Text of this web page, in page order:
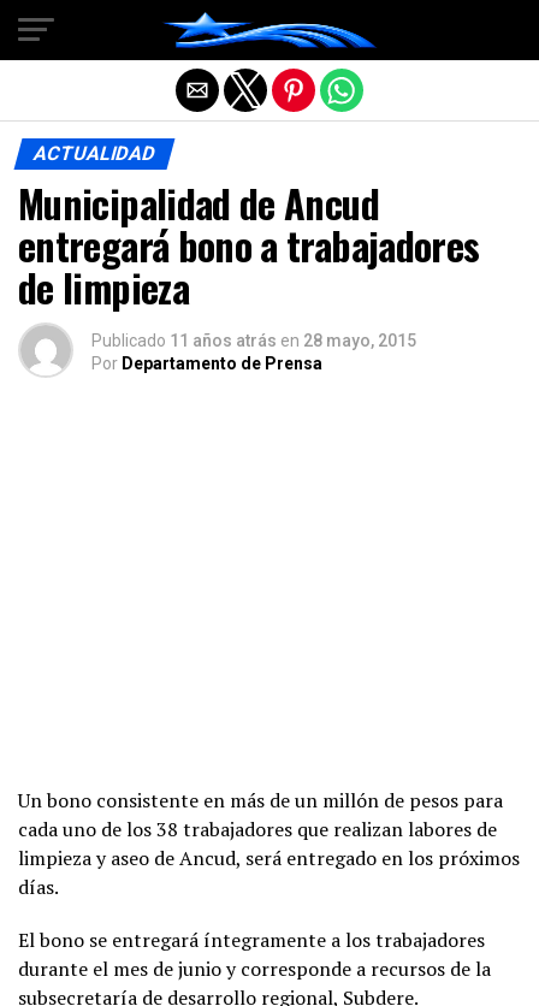
ACTUALIDAD
Municipalidad de Ancud
entregará bono a trabajadores
de limpieza
Publicado 11 años atrás en 28 mayo, 2015
Por Departamento de Prensa
Un bono consistente en más de un millón de pesos para
cada uno de los 38 trabajadores que realizan labores de
limpieza y aseo de Ancud, será entregado en los próximos
días.
El bono se entregará íntegramente a los trabajadores
durante el mes de junio y corresponde a recursos de la
subsecretaría de desarrollo regional, Subdere.
Salir de la versión móvil